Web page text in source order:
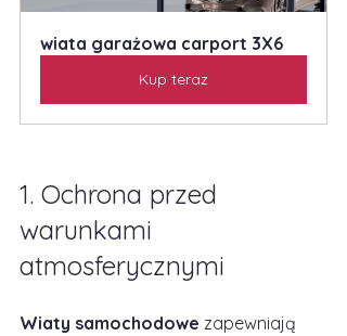
wiata garażowa carport 3X6
Kup teraz
1. Ochrona przed
warunkami
atmosferycznymi
Wiaty samochodowe zapewniają